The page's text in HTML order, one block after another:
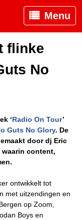
Menu
flinke
No
‘Radio On Tour’
Guts No Glory. De
door dj Eric
content,
ontwikkelt tot
met uitzendingen en
op Zoom,
Boys en